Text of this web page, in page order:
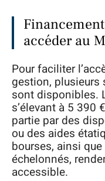
accéder au
Pour faciliter
gestion,
sont disponibles.
s’élevant à 5 390
partie par des
ou des aides
bourses, ainsi
échelonnés,
accessible.